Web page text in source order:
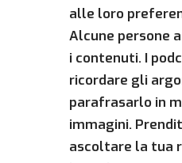
alle loro
Alcune persone
i contenuti. I
ricordare gli
parafrasarlo in
immagini.
ascoltare la tua